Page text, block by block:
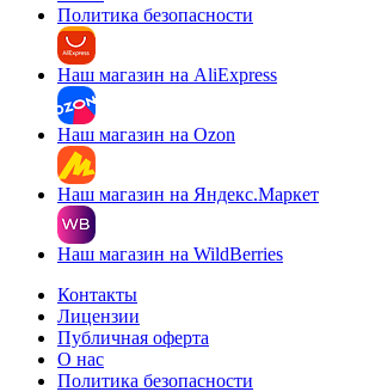
Политика безопасности
Наш магазин на AliExpress
Наш магазин на Ozon
Наш магазин на Яндекс.Маркет
Наш магазин на WildBerries
Контакты
Лицензии
Публичная оферта
О нас
Политика безопасности